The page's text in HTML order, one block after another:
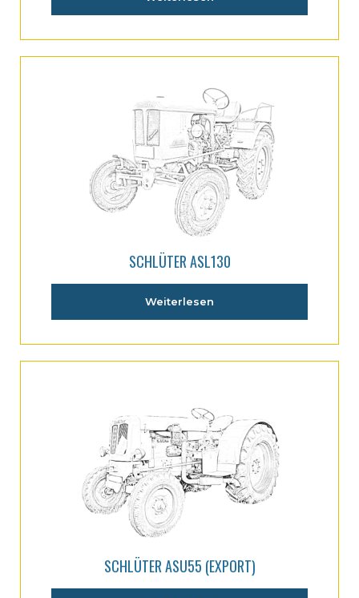
SCHLÜTER ASL130
Weiterlesen
SCHLÜTER ASU55 (EXPORT)